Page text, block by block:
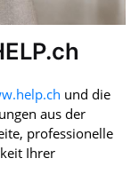
und die
aus der
professionelle
Ihrer